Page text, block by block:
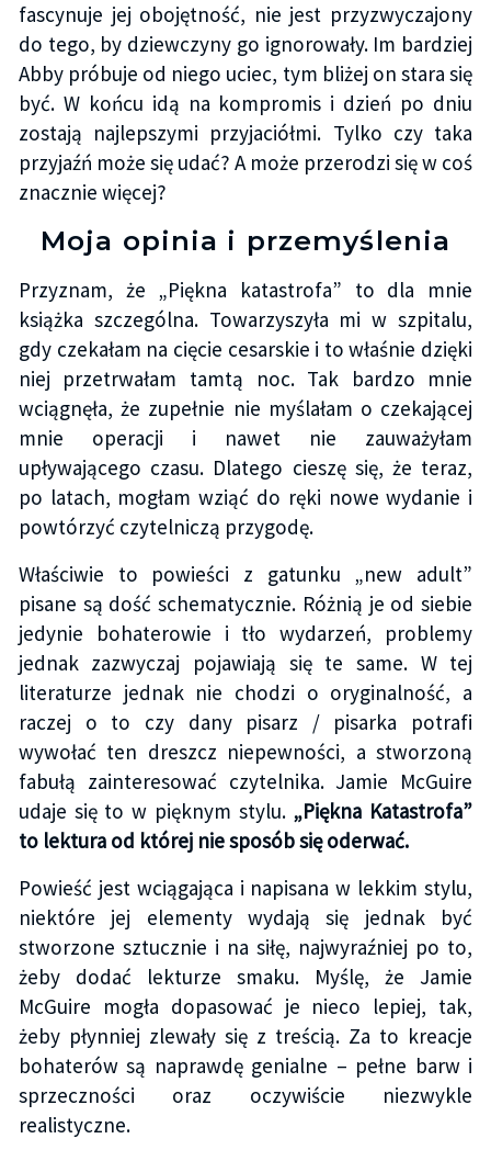
fascynuje jej obojętność, nie jest przyzwyczajony
do tego, by dziewczyny go ignorowały. Im bardziej
Abby próbuje od niego uciec, tym bliżej on stara się
być. W końcu idą na kompromis i dzień po dniu
zostają najlepszymi przyjaciółmi. Tylko czy taka
przyjaźń może się udać? A może przerodzi się w coś
znacznie więcej?
Moja opinia i przemyślenia
Przyznam, że „Piękna katastrofa” to dla mnie
książka szczególna. Towarzyszyła mi w szpitalu,
gdy czekałam na cięcie cesarskie i to właśnie dzięki
niej przetrwałam tamtą noc. Tak bardzo mnie
wciągnęła, że zupełnie nie myślałam o czekającej
mnie operacji i nawet nie zauważyłam
upływającego czasu. Dlatego cieszę się, że teraz,
po latach, mogłam wziąć do ręki nowe wydanie i
powtórzyć czytelniczą przygodę.
Właściwie to powieści z gatunku „new adult”
pisane są dość schematycznie. Różnią je od siebie
jedynie bohaterowie i tło wydarzeń, problemy
jednak zazwyczaj pojawiają się te same. W tej
literaturze jednak nie chodzi o oryginalność, a
raczej o to czy dany pisarz / pisarka potrafi
wywołać ten dreszcz niepewności, a stworzoną
fabułą zainteresować czytelnika. Jamie McGuire
udaje się to w pięknym stylu. „Piękna Katastrofa”
to lektura od której nie sposób się oderwać.
Powieść jest wciągająca i napisana w lekkim stylu,
niektóre jej elementy wydają się jednak być
stworzone sztucznie i na siłę, najwyraźniej po to,
żeby dodać lekturze smaku. Myślę, że Jamie
McGuire mogła dopasować je nieco lepiej, tak,
żeby płynniej zlewały się z treścią. Za to kreacje
bohaterów są naprawdę genialne – pełne barw i
sprzeczności oraz oczywiście niezwykle
realistyczne.